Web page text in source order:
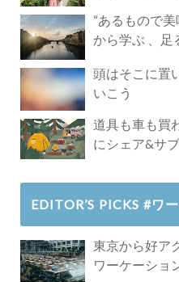
“あるもので
から学ぶ 、足
頭はそこに置
いこう
道具も車も買
にシェア&サ
EDITOR’S PICKS #ワ
東京から好ア
ワーケーショ